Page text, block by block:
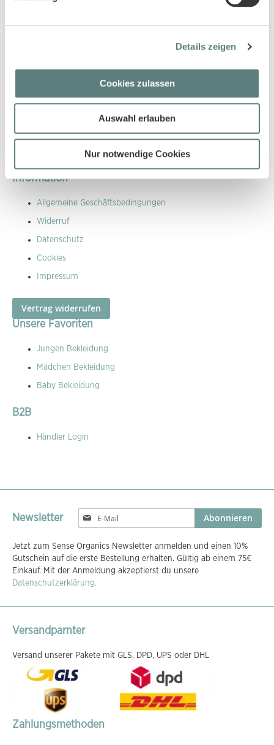
Details zeigen
Cookies zulassen
Auswahl erlauben
Nur notwendige Cookies
Sense Organics gehört zu den Pionieren in der Naturtextilbranche
Kundenservice Übersicht
Versandkosten
Größen Leitfaden
Waschen und Pflegen
Information
Allgemeine Geschäftsbedingungen
Widerruf
Datenschutz
Cookies
Impressum
Vertrag widerrufen
Unsere Favoriten
Jungen Bekleidung
Mädchen Bekleidung
Baby Bekleidung
B2B
Händler Login
Newsletter
Melden
Sie
für
unseren
Newsletter
an:
Abonnieren
Jetzt zum Sense Organics Newsletter anmelden und einen 10%
Gutschein auf die erste Bestellung erhalten. Gültig ab einem 75€
Einkauf. Mit der Anmeldung akzeptierst du unsere
Datenschutzerklärung.
Versandparnter
Versand unserer Pakete mit GLS, DPD, UPS oder DHL
Zahlungsmethoden